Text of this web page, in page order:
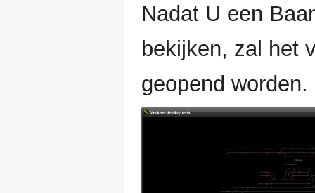
Nadat U een
bekijken, zal het
geopend worden.